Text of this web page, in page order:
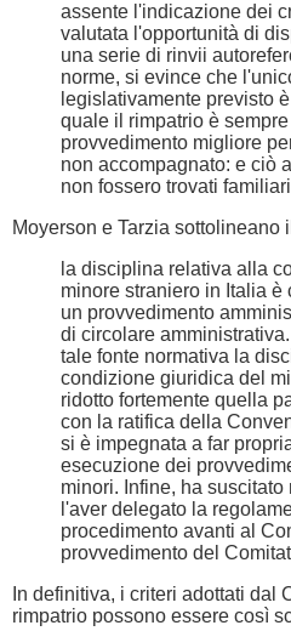
assente l'indicazione dei
valutata l'opportunità di
una serie di rinvii
norme, si evince che
legislativamente previsto
quale il rimpatrio è sempre
provvedimento migliore
non accompagnato: e ciò
non fossero trovati
Moyerson e Tarzia sottolineano
la disciplina relativa alla
minore straniero in Italia è
un provvedimento
di circolare
tale fonte normativa la
condizione giuridica del
ridotto fortemente quella
con la ratifica della
si è impegnata a far
esecuzione dei
minori. Infine, ha
l'aver delegato la
procedimento avanti al
provvedimento del
In definitiva, i criteri adottati dal
rimpatrio possono essere così